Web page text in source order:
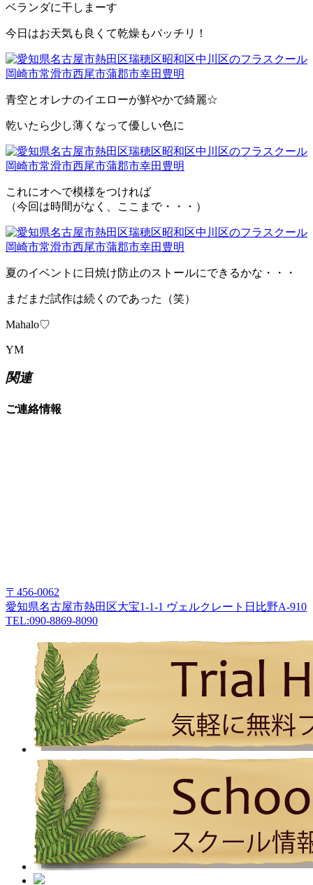
ベランダに干しまーす
今日はお天気も良くて乾燥もバッチリ！
青空とオレナのイエローが鮮やかで綺麗☆
乾いたら少し薄くなって優しい色に
これにオヘで模様をつければ
（今回は時間がなく、ここまで・・・）
夏のイベントに日焼け防止のストールにできるかな・・・
まだまだ試作は続くのであった（笑）
Mahalo♡
YM
関連
ご連絡情報
〒456-0062
愛知県名古屋市熱田区大宝1-1-1 ヴェルクレート日比野A-910
TEL:090-8869-8090